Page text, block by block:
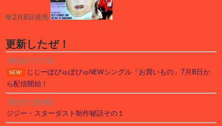
年2月8日発売
更新したぜ！
2024年7月7日
NEW!
じじーぽぴゅぽぴゅNEWシングル「お買いもの」7月8日か
ら配信開始！
2022年2月21日
ジジー・スターダスト制作秘話その１